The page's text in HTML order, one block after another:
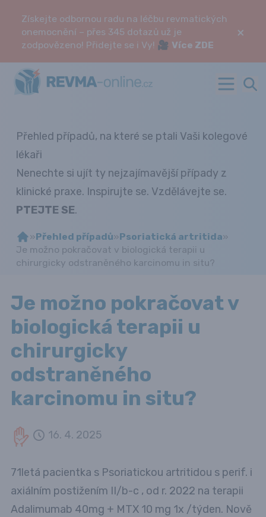
Získejte odbornou radu na léčbu revmatických
onemocnění – přes 345 dotazů už je
zodpovězeno! Přidejte se i Vy! 🎥 Více ZDE
×
Přehled případů, na které se ptali Vaši kolegové
lékaři
Nenechte si ujít ty nejzajímavější případy z
klinické praxe. Inspirujte se. Vzdělávejte se.
PTEJTE SE.
»Přehled případů»Psoriatická artritida»
Je možno pokračovat v biologická terapii u
chirurgicky odstraněného karcinomu in situ?
Je možno pokračovat v
biologická terapii u
chirurgicky
odstraněného
karcinomu in situ?
16. 4. 2025
71letá pacientka s Psoriatickou artritidou s perif. i
axiálním postižením II/b-c , od r. 2022 na terapii
Adalimumab 40mg + MTX 10 mg 1x /týden. Nově